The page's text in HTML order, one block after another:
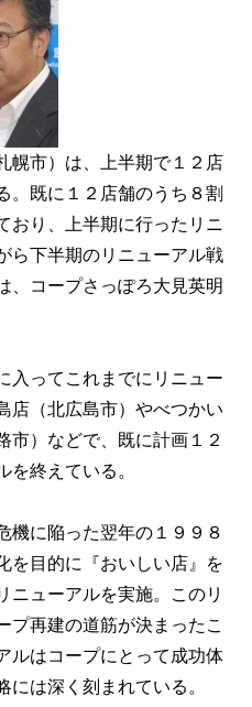
幌市）は、上半期で１２店
。既に１２店舗のうち８割
おり、上半期に行ったリニ
ら下半期のリニューアル戦
、コープさっぽろ大見英明
ってこれまでにリニュー
店（北広島市）やべつかい
市）などで、既に計画１２
を終えている。
に陥った翌年の１９９８
を目的に『おいしい店』を
ニューアルを実施。このリ
プ再建の道筋が決まったこ
ルはコープにとって成功体
には深く刻まれている。